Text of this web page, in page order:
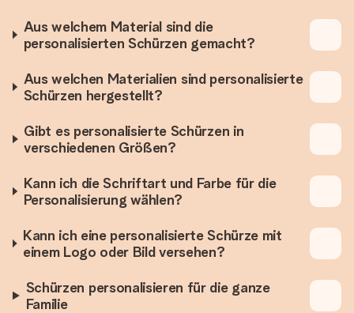
Aus welchem Material sind die
personalisierten Schürzen gemacht?
Aus welchen Materialien sind personalisierte
Schürzen hergestellt?
Gibt es personalisierte Schürzen in
verschiedenen Größen?
Kann ich die Schriftart und Farbe für die
Personalisierung wählen?
Kann ich eine personalisierte Schürze mit
einem Logo oder Bild versehen?
Schürzen personalisieren für die ganze
Familie